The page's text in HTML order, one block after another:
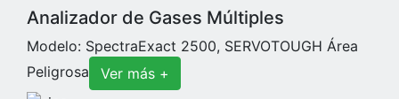
Analizador de Gases Múltiples
Modelo: SpectraExact 2500, SERVOTOUGH Área
Peligrosa
Ver más +